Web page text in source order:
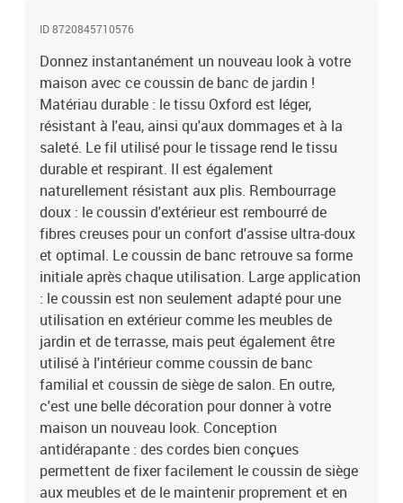
ID 8720845710576
Donnez instantanément un nouveau look à votre
maison avec ce coussin de banc de jardin !
Matériau durable : le tissu Oxford est léger,
résistant à l'eau, ainsi qu'aux dommages et à la
saleté. Le fil utilisé pour le tissage rend le tissu
durable et respirant. Il est également
naturellement résistant aux plis. Rembourrage
doux : le coussin d'extérieur est rembourré de
fibres creuses pour un confort d'assise ultra-doux
et optimal. Le coussin de banc retrouve sa forme
initiale après chaque utilisation. Large application
: le coussin est non seulement adapté pour une
utilisation en extérieur comme les meubles de
jardin et de terrasse, mais peut également être
utilisé à l'intérieur comme coussin de banc
familial et coussin de siège de salon. En outre,
c'est une belle décoration pour donner à votre
maison un nouveau look. Conception
antidérapante : des cordes bien conçues
permettent de fixer facilement le coussin de siège
aux meubles et de le maintenir proprement et en